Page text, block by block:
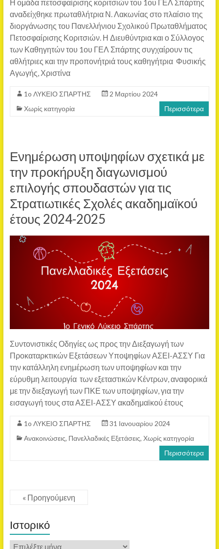
Η ομάδα πετοσφαίρισης κοριτσιών του 1ου ΓΕΛ Σπάρτης
αναδείχθηκε πρωταθλήτρια Ν. Λακωνίας στο πλαίσιο της
διοργάνωσης του Πανελλήνιου Σχολικού Πρωταθλήματος
Πετοσφαίρισης Κοριτσιών. Η Διευθύντρια και ο Σύλλογος
των Καθηγητών του 1ου ΓΕΛ Σπάρτης συγχαίρουν τις
αθλήτριες και την προπονήτριά τους καθηγήτρια Φυσικής
Αγωγής, Χριστίνα
1o ΛΥΚΕΙΟ ΣΠΑΡΤΗΣ
2 Μαρτίου 2024
Χωρίς κατηγορία
Περισσότερα
Ενημέρωση υποψηφίων σχετικά με
την προκήρυξη διαγωνισμού
επιλογής σπουδαστών για τις
Στρατιωτικές Σχολές ακαδημαϊκού
έτους 2024-2025
Συντονιστικές Οδηγίες ως προς την Διεξαγωγή των
Προκαταρκτικών Εξετάσεων Υποψηφίων ΑΣΕΙ-ΑΣΣΥ Για
την κατάλληλη ενημέρωση των υποψηφίων και την
εύρυθμη λειτουργία των εξεταστικών Κέντρων, αναφορικά
με την διεξαγωγή των ΠΚΕ των υποψηφίων, για την
εισαγωγή τους στα ΑΣΕΙ-ΑΣΣΥ ακαδημαϊκού έτους
1o ΛΥΚΕΙΟ ΣΠΑΡΤΗΣ
31 Ιανουαρίου 2024
Ανακοινώσεις, Πανελλαδικές Εξετάσεις, Χωρίς κατηγορία
Περισσότερα
« Προηγούμενη
Ιστορικό